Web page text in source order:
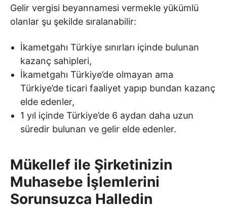
Gelir vergisi beyannamesi vermekle yükümlü
olanlar şu şekilde sıralanabilir:
İkametgahı Türkiye sınırları içinde bulunan
kazanç sahipleri,
İkametgahı Türkiye’de olmayan ama
Türkiye’de ticari faaliyet yapıp bundan kazanç
elde edenler,
1 yıl içinde Türkiye’de 6 aydan daha uzun
süredir bulunan ve gelir elde edenler.
Mükellef ile Şirketinizin
Muhasebe İşlemlerini
Sorunsuzca Halledin